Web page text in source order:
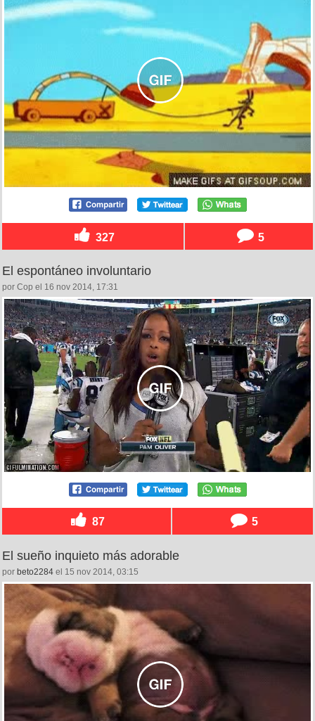
327 5
El espontáneo involuntario
por Cop el 16 nov 2014, 17:31
87 5
El sueño inquieto más adorable
por beto2284 el 15 nov 2014, 03:15